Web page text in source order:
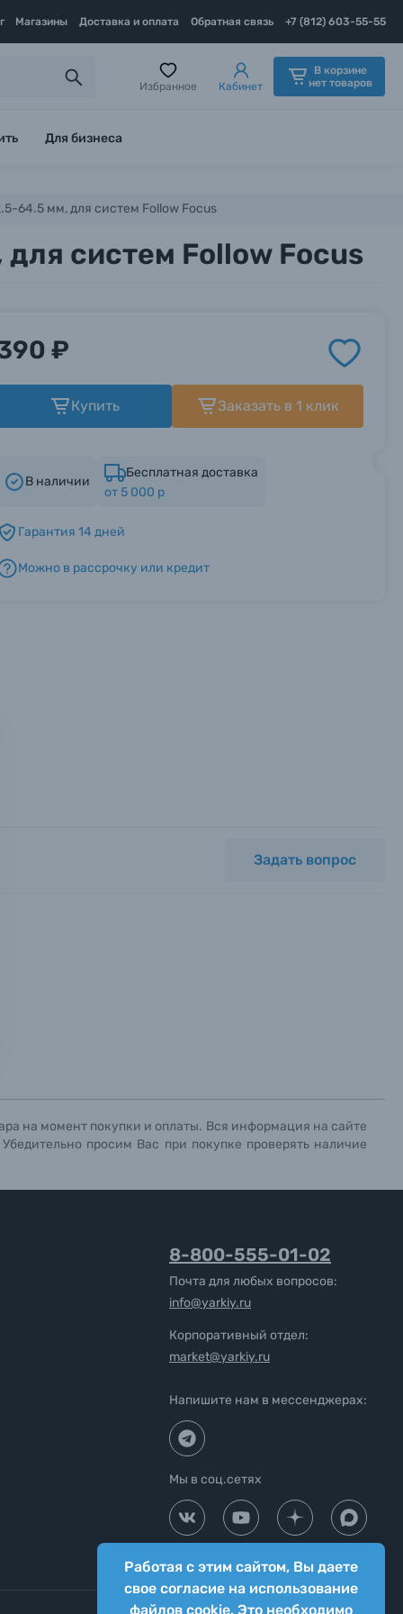
Магазины Доставка и оплата Обратная связь +7 (812) 603-55-55
Избранное Кабинет
В корзине
нет товаров
Для бизнеса
64.5 мм, для систем Follow Focus
систем Follow Focus
с
₽
Купить Заказать в 1 клик
В наличии
Бесплатная доставка
от 5 000 р
Гарантия 14 дней
Можно в рассрочку или кредит
Задать вопрос
на момент покупки и оплаты. Вся информация на сайте
просим Вас при покупке проверять наличие
Работая с этим сайтом, Вы даете
свое согласие на использование
файлов cookie. Это необходимо
8-800-555-01-02
Почта для любых вопросов:
info@yarkiy.ru
Корпоративный отдел:
market@yarkiy.ru
Напишите нам в мессенджерах:
Мы в соц.сетях